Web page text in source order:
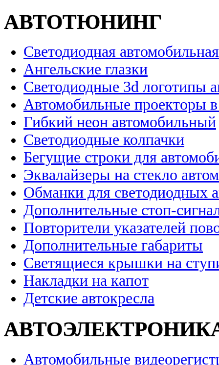
АВТОТЮНИНГ
Светодиодная
Ангельские глазки
Светодиодные 3d логотипы
Автомобильные проекторы
Гибкий неон автомобильный
Светодиодные колпачки
Бегущие строки для
Эквалайзеры на стекло
Обманки для светодиодных
Дополнительные стоп-
Повторители указателей
Дополнительные габариты
Светящиеся крышки на
Накладки на капот
Детские автокресла
Автомобильные